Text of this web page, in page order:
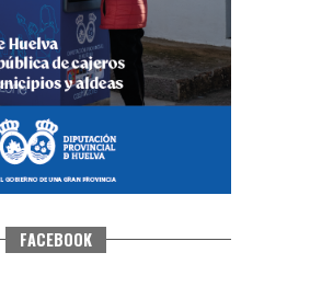
DE LAS FIESTAS
2026
FACEBOOK